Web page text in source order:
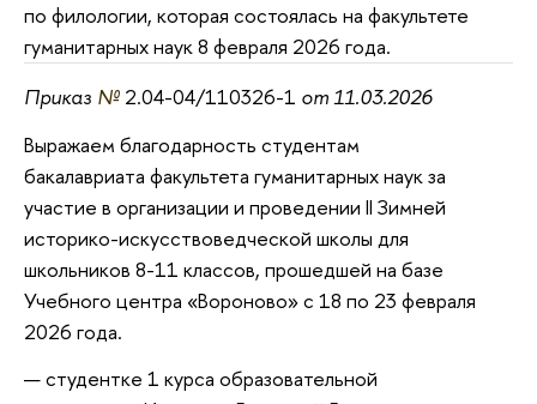
по филологии, которая состоялась на факультете
гуманитарных наук 8 февраля 2026 года.
Приказ № 2.04-04/110326-1 от 11.03.2026
Выражаем благодарность студентам
бакалавриата факультета гуманитарных наук за
участие в организации и проведении II Зимней
историко-искусствоведческой школы для
школьников 8-11 классов, прошедшей на базе
Учебного центра «Вороново» с 18 по 23 февраля
2026 года.
студентке 1 курса образовательной